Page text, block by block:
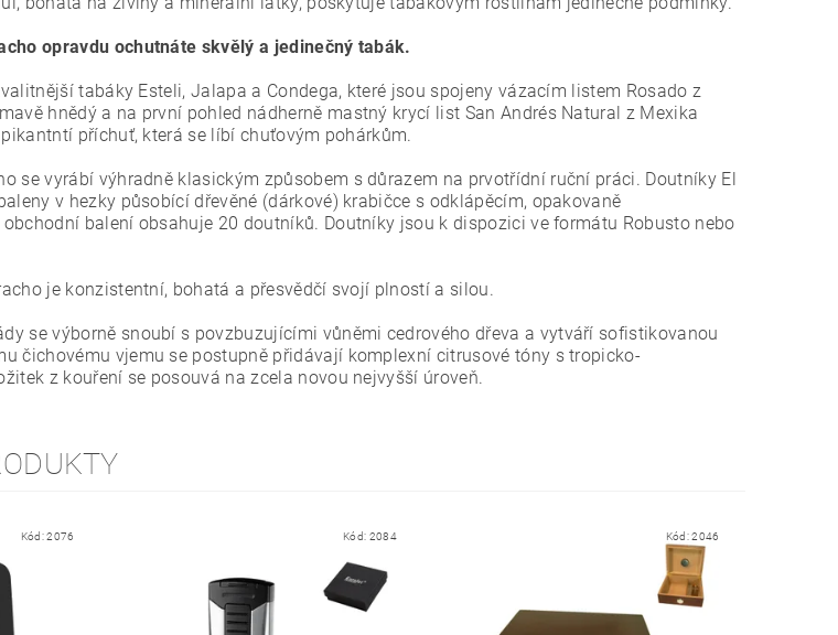
opravdu ochutnáte skvělý a jedinečný tabák.
tabáky Esteli, Jalapa a Condega, které jsou spojeny vázacím listem Rosado z
hnědý a na první pohled nádherně mastný krycí list San Andrés Natural z Mexika
příchuť, která se líbí chuťovým pohárkům.
se vyrábí výhradně klasickým způsobem s důrazem na prvotřídní ruční práci. Doutníky El
v hezky působící dřevěné (dárkové) krabičce s odklápěcím, opakovaně
balení obsahuje 20 doutníků. Doutníky jsou k dispozici ve formátu Robusto nebo
je konzistentní, bohatá a přesvědčí svojí plností a silou.
se výborně snoubí s povzbuzujícími vůněmi cedrového dřeva a vytváří sofistikovanou
čichovému vjemu se postupně přidávají komplexní citrusové tóny s tropicko-
z kouření se posouvá na zcela novou nejvyšší úroveň.
Kód:2076 Kód: 2084 Kód:2046